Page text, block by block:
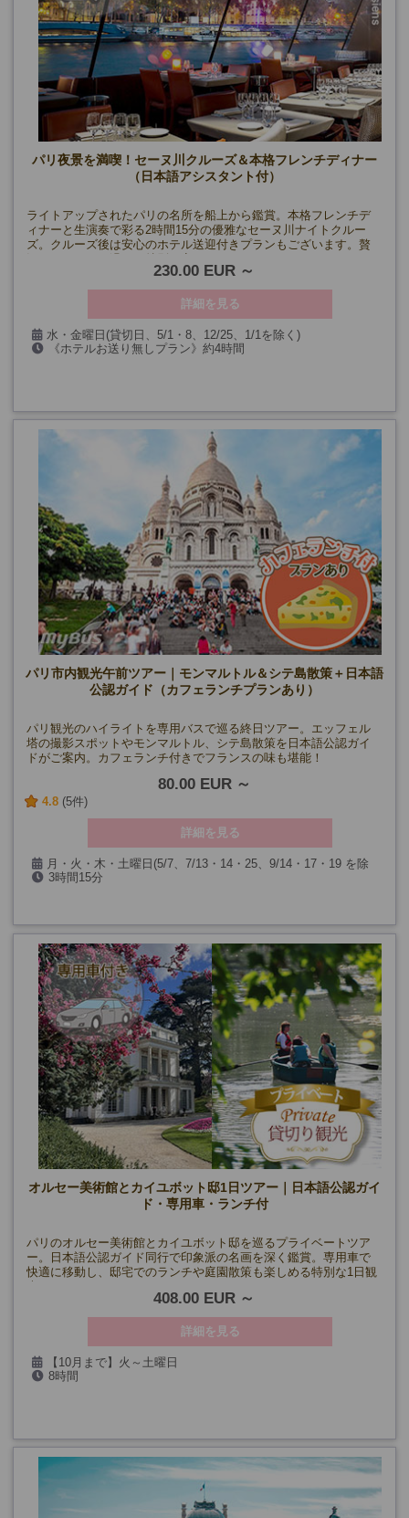
パリ夜景を満喫！セーヌ川クルーズ＆本格フレンチディナー
（日本語アシスタント付）
ライトアップされたパリの名所を船上から鑑賞。本格フレンチデ
ィナーと生演奏で彩る2時間15分の優雅なセーヌ川ナイトクルー
ズ。クルーズ後は安心のホテル送迎付きプランもございます。贅
230.00 EUR
詳細を見る
水・金曜日(貸切日、5/1・8、12/25、1/1を除く)
《ホテルお送り無しプラン》約4時間
パリ市内観光午前ツアー｜モンマルトル＆シテ島散策＋日本語
公認ガイド（カフェランチプランあり）
パリ観光のハイライトを専用バスで巡る終日ツアー。エッフェル
塔の撮影スポットやモンマルトル、シテ島散策を日本語公認ガイ
ドがご案内。カフェランチ付きでフランスの味も堪能！
80.00 EUR
4.8 (5件)
詳細を見る
月・火・木・土曜日(5/7、7/13・14・25、9/14・17・19 を除
く) 3時間15分
オルセー美術館とカイユボット邸1日ツアー｜日本語公認ガイ
ド・専用車・ランチ付
パリのオルセー美術館とカイユボット邸を巡るプライベートツア
ー。日本語公認ガイド同行で印象派の名画を深く鑑賞。専用車で
快適に移動し、邸宅でのランチや庭園散策も楽しめる特別な1日観
408.00 EUR
詳細を見る
【10月まで】火～土曜日
【11月～】土曜日
8時間